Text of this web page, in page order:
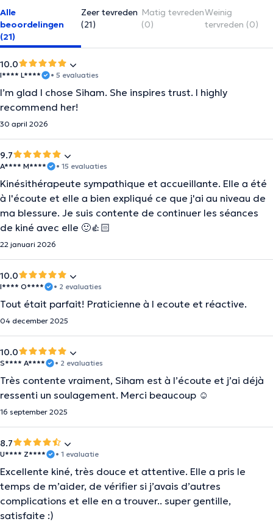
Alle
beoordelingen
(21)
Zeer tevreden
(21)
Matig tevreden
(0)
Weinig
tervreden (0)
10.0
I**** L**** • 5 evaluaties
I’m glad I chose Siham. She inspires trust. I highly
recommend her!
30 april 2026
9.7
A**** M**** • 15 evaluaties
Kinésithérapeute sympathique et accueillante. Elle a été
à l'écoute et elle a bien expliqué ce que j'ai au niveau de
ma blessure. Je suis contente de continuer les séances
de kiné avec elle 🙂👍🏻
22 januari 2026
10.0
I**** O**** • 2 evaluaties
Tout était parfait! Praticienne à l ecoute et réactive.
04 december 2025
10.0
S**** A**** • 2 evaluaties
Très contente vraiment, Siham est à l’écoute et j’ai déjà
ressenti un soulagement. Merci beaucoup ☺️
16 september 2025
8.7
U**** Z**** • 1 evaluatie
Excellente kiné, très douce et attentive. Elle a pris le
temps de m’aider, de vérifier si j’avais d’autres
complications et elle en a trouver.. super gentille,
satisfaite :)